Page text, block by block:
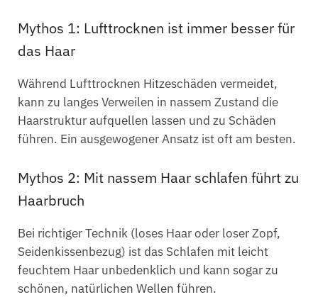
Mythos 1: Lufttrocknen ist immer besser für
das Haar
Während Lufttrocknen Hitzeschäden vermeidet,
kann zu langes Verweilen in nassem Zustand die
Haarstruktur aufquellen lassen und zu Schäden
führen. Ein ausgewogener Ansatz ist oft am besten.
Mythos 2: Mit nassem Haar schlafen führt zu
Haarbruch
Bei richtiger Technik (loses Haar oder loser Zopf,
Seidenkissenbezug) ist das Schlafen mit leicht
feuchtem Haar unbedenklich und kann sogar zu
schönen, natürlichen Wellen führen.